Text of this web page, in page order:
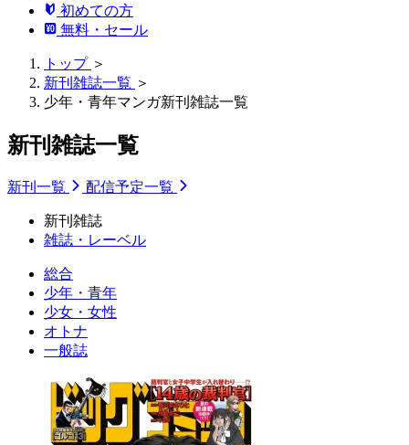
初めての方
無料・セール
トップ ＞
新刊雑誌一覧 ＞
少年・青年マンガ新刊雑誌一覧
新刊雑誌一覧
新刊一覧 配信予定一覧
新刊雑誌
雑誌・レーベル
総合
少年・青年
少女・女性
オトナ
一般誌